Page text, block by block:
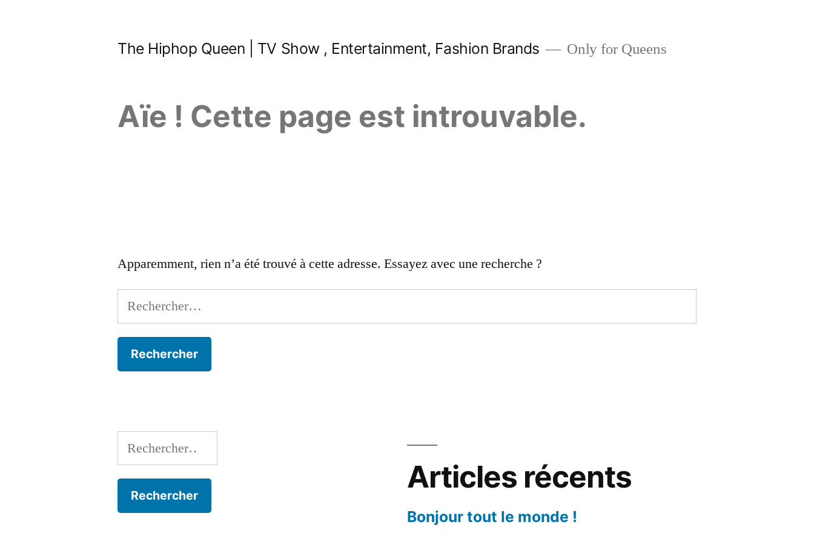
The Hiphop Queen | TV Show , Entertainment, Fashion Brands Only for Queens
Aïe ! Cette page est introuvable.
Apparemment, rien n’a été trouvé à cette adresse. Essayez avec une recherche ?
Rechercher :
Rechercher :
Articles récents
Bonjour tout le monde !